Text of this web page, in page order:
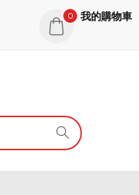
0 我的購物車